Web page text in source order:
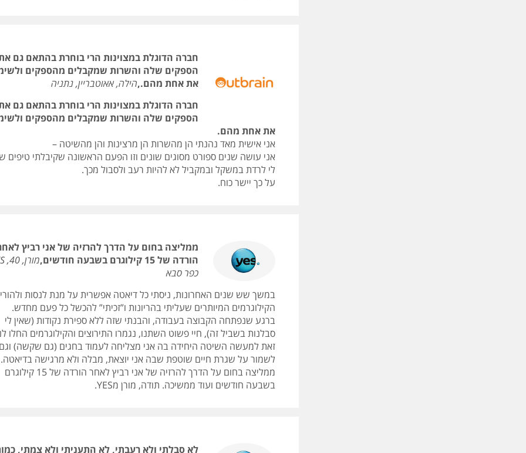
חברה הדוגלת במצוינות הרי בוחרת בהתאם גם
הספקים שלה והשרות שמקבלים מהספקים
את אחת מהם.,הילה, אאוטבריין, נתניה
חברה הדוגלת במצוינות הרי בוחרת בהתאם גם
הספקים שלה והשרות שמקבלים מהספקים
את אחת מהם.
אני אישית מאד נהנתי הן מהשרות הן מרצינות והן מהשיטה –
אני עושה שנים ספורט מסוגים שונים וזו הפעם הראשונה שקיבלתי טיפים
לי לרדת במשקל ובמקביל לא להיות רעב ולסבול מכך.
על כך יישר כוח.
ממליצה בחום על הדרך להרזיה של אני רביץ
הורדה של 15 קילוגרם בשבעה חודשים,
כפר סבא
במשך שש שנים האחרונות, ניסתי כל דיאטה אפשרית על מנת לנסות
הקילוגרמים המיותרים שעליתי בהריונות ו”זכיתי” להכשל כל פעם מחדש.
ברגע שנפתחה הקבוצה בעבודה, והבנתי שזה ללא ספירת נקודות (שאין לי
סבלנות בשביל זה), חיי פשוט השתנו, נגמרו התירוצים והקילוגרמים החלו
זאת למעשה השיטה היחידה בה אני מצליחה לעמוד בחגים (גם שקשה) וגם
לשמור על שגרת חיים שוטפת שבה אני יוצאת, מבלה ולא מרגישה בדיאטה.
ממליצה בחום על הדרך להרזיה של אני רביץ לאחר הורדה של 15 קילוגרם
בשבעה חודשים ועוד ממשיכה. תודה, מורן מYES.
לא סבלתי ולא רעבתי, לא התעניתי ולא צמתי,